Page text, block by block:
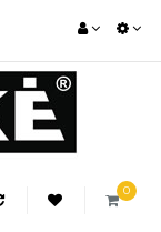
0